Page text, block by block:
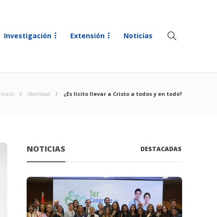
Investigación Extensión Noticias
Inicio Identidad ¿Es lícito llevar a Cristo a todos y en todo?
NOTICIAS DESTACADAS